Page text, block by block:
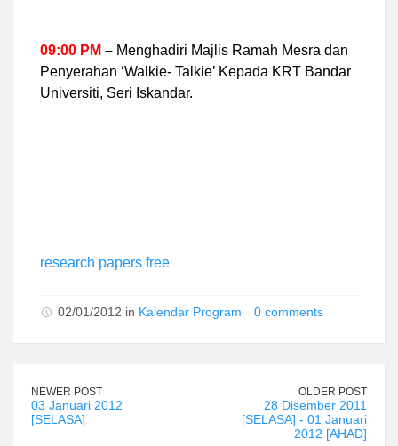
09:00 PM – Menghadiri Majlis Ramah Mesra dan
Penyerahan ‘Walkie- Talkie’ Kepada KRT Bandar
Universiti, Seri Iskandar.
research papers free
02/01/2012 in Kalendar Program 0 comments
NEWER POST
03 Januari 2012
[SELASA]
OLDER POST
28 Disember 2011
[SELASA] - 01 Januari
2012 [AHAD]